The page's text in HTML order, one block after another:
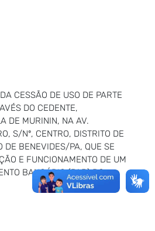
CESSÃO DE USO DE PARTE
DO CEDENTE,
DE MURININ, NA AV.
S/Nº, CENTRO, DISTRITO DE
DE BENEVIDES/PA, QUE SE
E FUNCIONAMENTO DE UM
BANCÁRIO (PAB) DO